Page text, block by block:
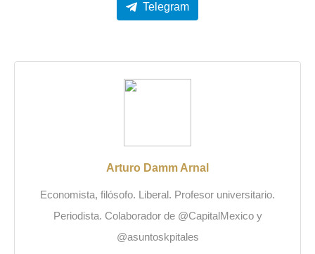
Telegram
Arturo Damm Arnal
Economista, filósofo. Liberal. Profesor universitario.
Periodista. Colaborador de @CapitalMexico y
@asuntoskpitales